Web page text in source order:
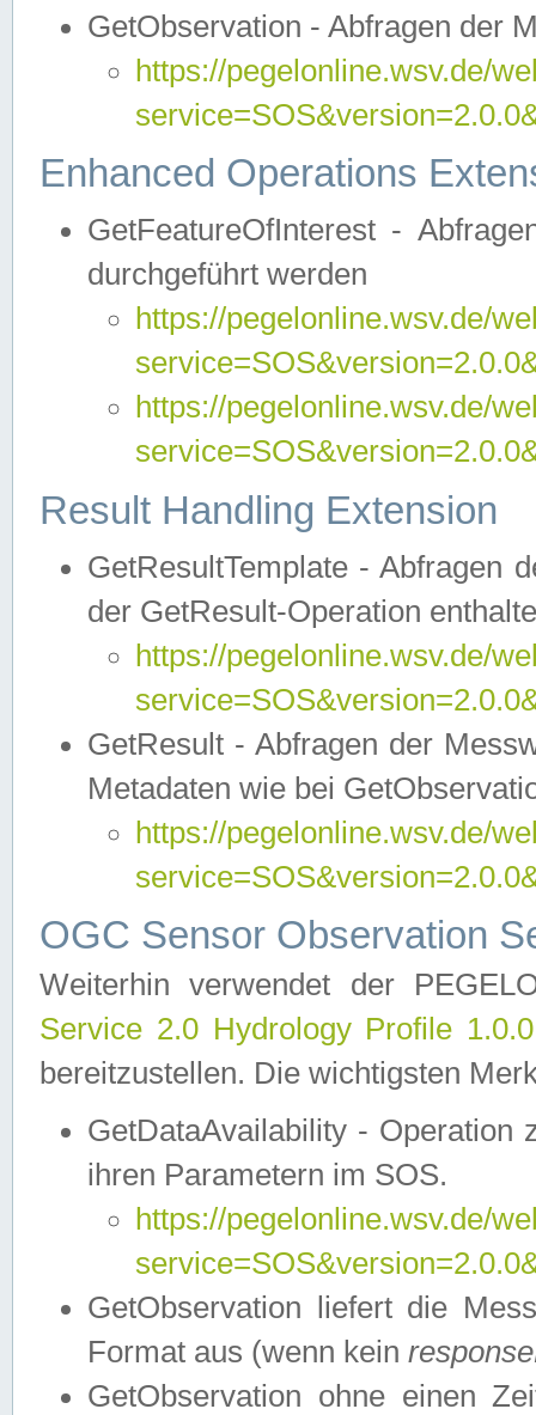
GetObservation - Abfragen der
https://pegelonline.wsv.de/
Enhanced Operations
GetFeatureOfInterest -
durchgeführt werden
https://pegelonline.wsv.de/
https://pegelonline.wsv.de/
Result Handling Extension
GetResultTemplate - Abfragen
der GetResult-Operation
https://pegelonline.wsv.de/
GetResult - Abfragen der
Metadaten wie bei
https://pegelonline.wsv.de/
OGC Sensor Observation
Weiterhin verwendet der
Service 2.0 Hydrology Profile
bereitzustellen. Die wichtigsten
GetDataAvailability - Operation
ihren Parametern im SOS.
https://pegelonline.wsv.de/
GetObservation liefert die
Format aus (wenn kein
GetObservation ohne einen